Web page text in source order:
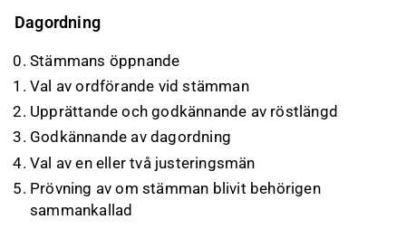
Dagordning
Stämmans öppnande
Val av ordförande vid stämman
Upprättande och godkännande av röstlängd
Godkännande av dagordning
Val av en eller två justeringsmän
Prövning av om stämman blivit behörigen
sammankallad